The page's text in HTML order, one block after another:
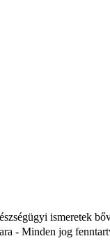
ismeretek
- Minden jog